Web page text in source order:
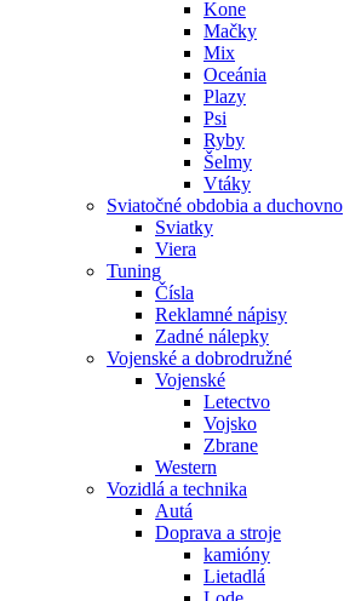
Kone
Mačky
Mix
Oceánia
Plazy
Psi
Ryby
Šelmy
Vtáky
Sviatočné obdobia a duchovno
Sviatky
Viera
Tuning
Čísla
Reklamné nápisy
Zadné nálepky
Vojenské a dobrodružné
Vojenské
Letectvo
Vojsko
Zbrane
Western
Vozidlá a technika
Autá
Doprava a stroje
kamióny
Lietadlá